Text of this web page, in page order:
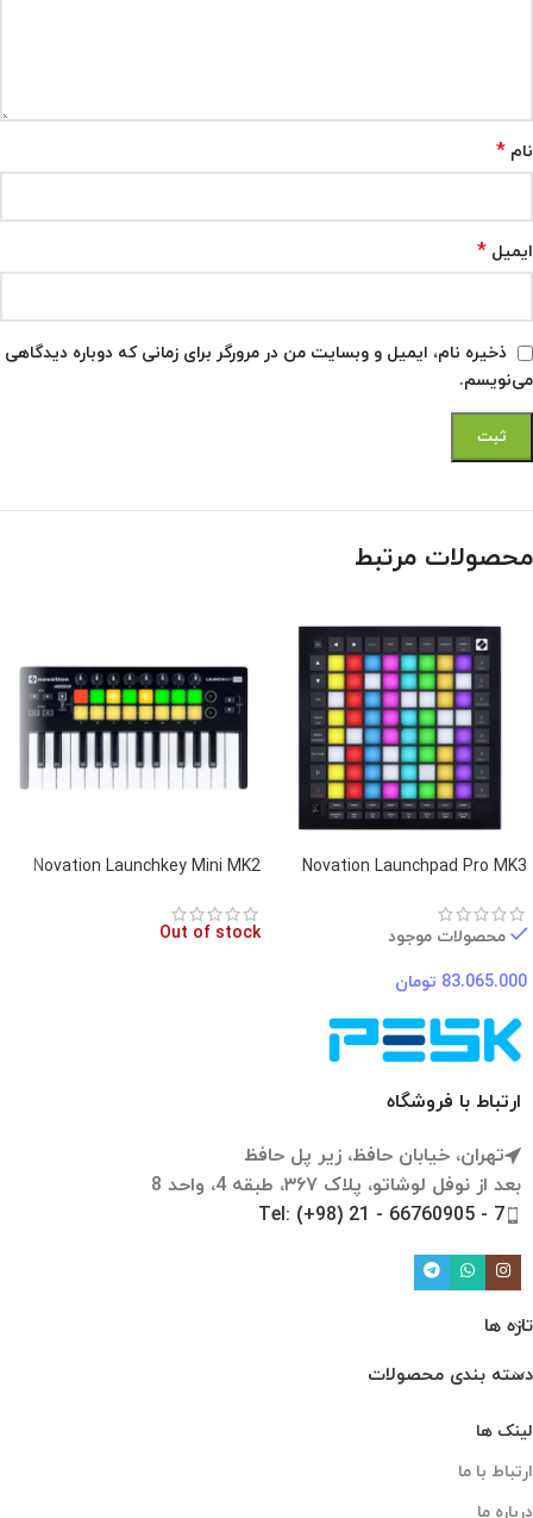
نام *
ایمیل *
ذخیره نام، ایمیل و وبسایت من در مرورگر برای زمانی که دوباره دیدگاهی
می‌نویسم.
محصولات مرتبط
Novation Launchpad Pro MK3
محصولات موجود
83.065.000 تومان
Novation Launchkey Mini MK2
Out of stock
ارتباط با فروشگاه
تهران، خیابان حافظ، زیر پل حافظ
بعد از نوفل لوشاتو، پلاک ۳۶۷، طبقه 4، واحد 8
Tel: (+98) 21 - 66760905 - 7
تازه ها
دسته بندی محصولات
لینک ها
ارتباط با ما
درباره ما